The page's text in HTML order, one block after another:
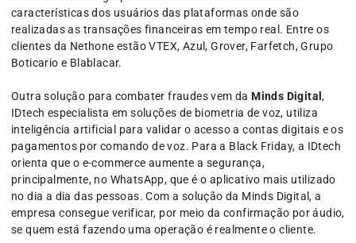
características dos usuários das plataformas onde são
realizadas as transações financeiras em tempo real. Entre os
clientes da Nethone estão VTEX, Azul, Grover, Farfetch, Grupo
Boticario e Blablacar.
Outra solução para combater fraudes vem daMinds Digital,
IDtech especialista em soluções de biometria de voz, utiliza
inteligência artificial para validar o acesso a contas digitais e os
pagamentos por comando de voz. Para a Black Friday, a IDtech
orienta que o e-commerce aumente a segurança,
principalmente, no WhatsApp, que é o aplicativo mais utilizado
no dia a dia das pessoas. Com a solução da Minds Digital, a
empresa consegue verificar, por meio da confirmação por áudio,
se quem está fazendo uma operação é realmente o cliente.